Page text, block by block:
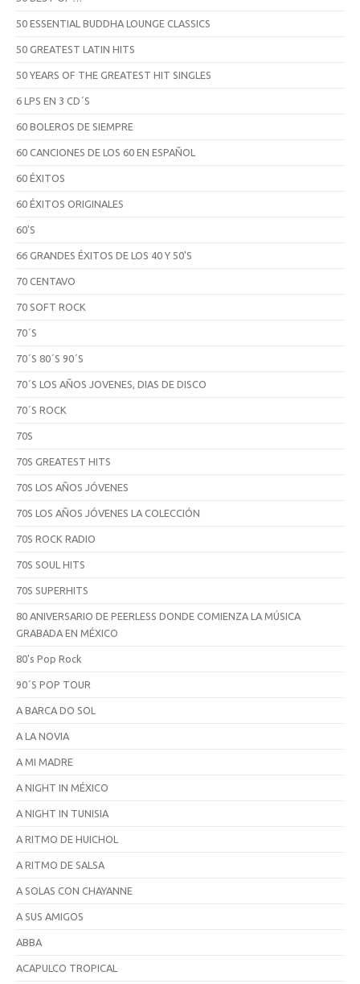
50 ESSENTIAL BUDDHA LOUNGE CLASSICS
50 GREATEST LATIN HITS
50 YEARS OF THE GREATEST HIT SINGLES
6 LPS EN 3 CD´S
60 BOLEROS DE SIEMPRE
60 CANCIONES DE LOS 60 EN ESPAÑOL
60 ÉXITOS
60 ÉXITOS ORIGINALES
60'S
66 GRANDES ÉXITOS DE LOS 40 Y 50'S
70 CENTAVO
70 SOFT ROCK
70´S
70´S 80´S 90´S
70´S LOS AÑOS JOVENES, DIAS DE DISCO
70´S ROCK
70S
70S GREATEST HITS
70S LOS AÑOS JÓVENES
70S LOS AÑOS JÓVENES LA COLECCIÓN
70S ROCK RADIO
70S SOUL HITS
70S SUPERHITS
80 ANIVERSARIO DE PEERLESS DONDE COMIENZA LA MÚSICA
GRABADA EN MÉXICO
80's Pop Rock
90´S POP TOUR
A BARCA DO SOL
A LA NOVIA
A MI MADRE
A NIGHT IN MÉXICO
A NIGHT IN TUNISIA
A RITMO DE HUICHOL
A RITMO DE SALSA
A SOLAS CON CHAYANNE
A SUS AMIGOS
ABBA
ACAPULCO TROPICAL